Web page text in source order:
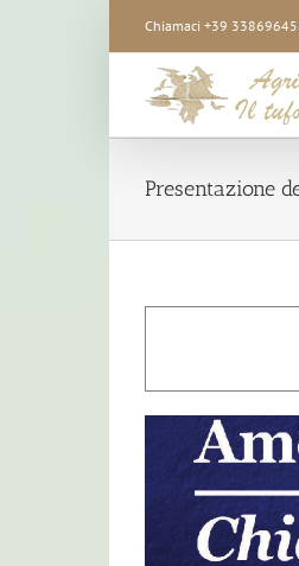
Chiamaci +39
Presentazione